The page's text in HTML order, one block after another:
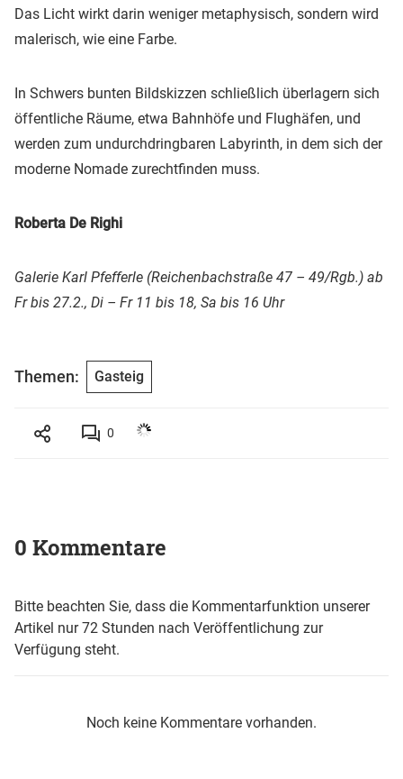
Das Licht wirkt darin weniger metaphysisch, sondern wird
malerisch, wie eine Farbe.
In Schwers bunten Bildskizzen schließlich überlagern sich
öffentliche Räume, etwa Bahnhöfe und Flughäfen, und
werden zum undurchdringbaren Labyrinth, in dem sich der
moderne Nomade zurechtfinden muss.
Roberta De Righi
Galerie Karl Pfefferle (Reichenbachstraße 47 – 49/Rgb.) ab
Fr bis 27.2., Di – Fr 11 bis 18, Sa bis 16 Uhr
Themen: Gasteig
0
0 Kommentare
Bitte beachten Sie, dass die Kommentarfunktion unserer
Artikel nur 72 Stunden nach Veröffentlichung zur
Verfügung steht.
Noch keine Kommentare vorhanden.